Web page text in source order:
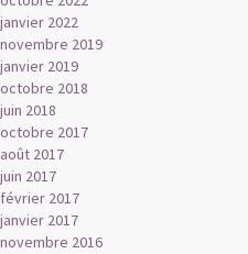
janvier 2022
novembre 2019
janvier 2019
octobre 2018
juin 2018
octobre 2017
août 2017
juin 2017
février 2017
janvier 2017
novembre 2016